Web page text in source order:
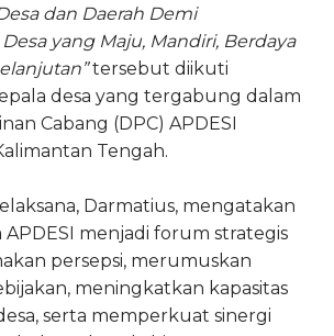
dan Daerah Demi
yang Maju, Mandiri, Berdaya
tersebut diikuti
desa yang tergabung dalam
Cabang (DPC) APDESI
Tengah.
Darmatius, mengatakan
APDESI menjadi forum strategis
persepsi, merumuskan
meningkatkan kapasitas
serta memperkuat sinergi